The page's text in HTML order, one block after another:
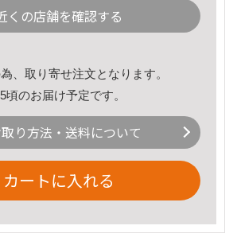
くの店舗を確認する
、取り寄せ注文となります。
頃のお届け予定です。
り方法・送料について
カートに入れる